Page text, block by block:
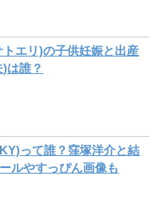
エリ)の子供妊娠と出産
は誰？
って誰？窪塚洋介と結
ルやすっぴん画像も